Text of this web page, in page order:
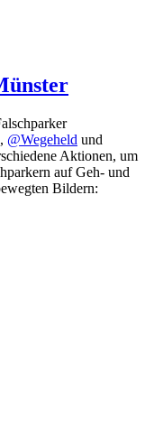
, @Wegeheld und
Aktionen, um
auf Geh- und
Bildern: